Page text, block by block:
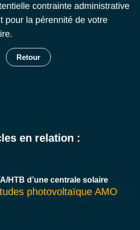
contrainte administrative
pour la pérennité de votre
Retour
en relation :
HTB d’une centrale solaire
photovoltaïque AMO